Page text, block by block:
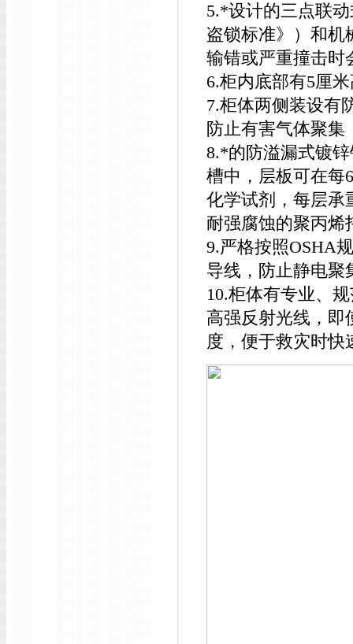
5.*设计的三点联
盗锁标准》）和机
输错或严重撞击时
6.柜内底部有5厘
7.柜体两侧装设有
防止有害气体聚
8.*的防溢漏式镀
槽中，层板可在每
化学试剂，每层承
耐强腐蚀的聚丙烯
9.严格按照OSHA
导线，防止静电聚
10.柜体有专业、
高强反射光线，即
度，便于救灾时快